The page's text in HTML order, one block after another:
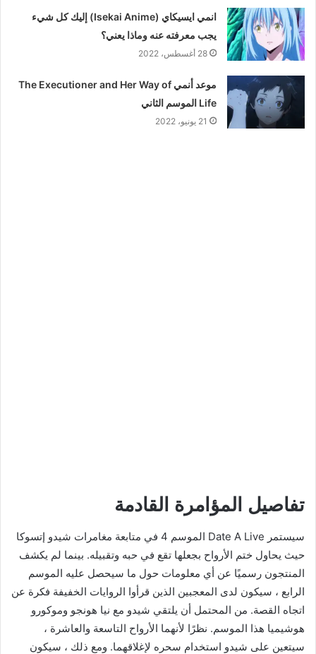
انمي ايسيكاي (Isekai Anime) إليك كل شيء
يجب معرفته عنه وماذا يعني؟
28 أغسطس، 2022
موعد أنمي The Executioner and Her Way of
Life الموسم الثاني
21 يونيو، 2022
تفاصيل المؤامرة القادمة
سيستمر Date A Live الموسم 4 في متابعة مغامرات شيدو إتسوكا
حيث يحاول ختم الأرواح بجعلها تقع في حبه وتقبيله. بينما لم يكشف
المنتجون رسميًا عن أي معلومات حول ما سيحصل عليه الموسم
الرابع ، سيكون لدى المعجبين الذين قرأوا الروايات الخفيفة فكرة عن
اتجاه القصة. من المحتمل أن يلتقي شيدو مع نيا هونجو وموكورو
هوشيميا هذا الموسم. نظرًا لأنهما الأرواح التاسعة والعاشرة ،
سيتعين على شيدو استخدام سحره لإغلاقهما. ومع ذلك ، سيكون